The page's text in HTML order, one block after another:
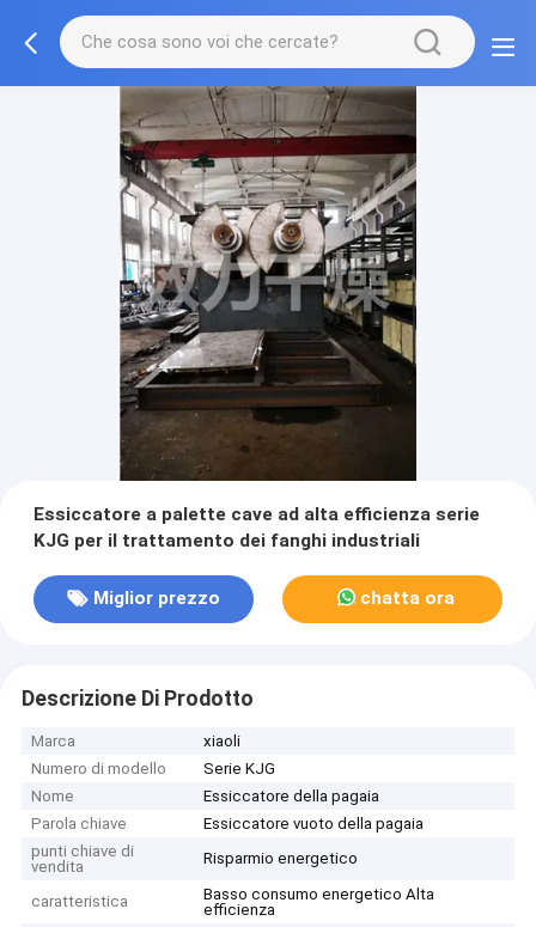
Essiccatore a palette cave ad alta efficienza serie
KJG per il trattamento dei fanghi industriali
Miglior prezzo chatta ora
Descrizione Di Prodotto
Marca
xiaoli
Numero di modello
Serie KJG
Nome
Essiccatore della pagaia
Parola chiave
Essiccatore vuoto della pagaia
punti chiave di
vendita
Risparmio energetico
caratteristica
Basso consumo energetico Alta
efficienza